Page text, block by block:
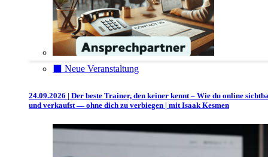
⬛️ Neue Veranstaltung
24.09.2026 | Der beste Trainer, den keiner kennt – Wie du online
und verkaufst — ohne dich zu verbiegen | mit Isaak Kesmen